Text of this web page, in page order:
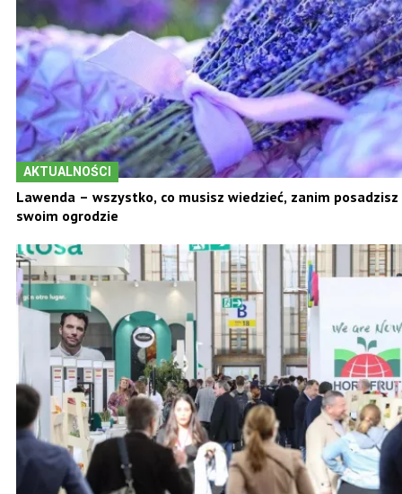
AKTUALNOŚCI
Lawenda – wszystko, co musisz wiedzieć, zanim posadzisz
swoim ogrodzie